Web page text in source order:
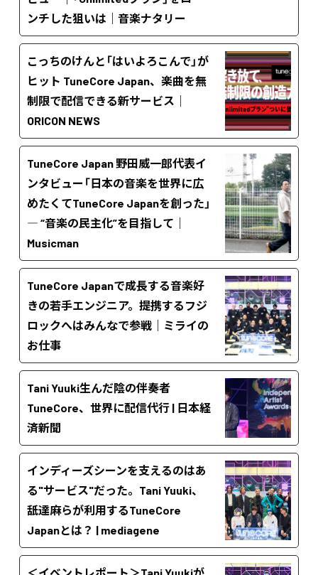
ンチした狙いは｜音楽ナタリー
こっちのけんと「はいよろこんで」が
ヒット TuneCore Japan、楽曲を無
制限で配信できる新サービス｜
ORICON NEWS
TuneCore Japan 野田威一郎代表イ
ンタビュー「日本の音楽を世界に広
めたくてTuneCore Japanを創った」
― “音楽の民主化”を目指して｜
Musicman
TuneCore Japanで成長する音楽好
きの若手エンジニア。提携するフジ
ロックへはみんなで参戦｜ミライの
お仕事
Tani Yuuki生んだ陰の伴奏者
TuneCore、世界に配信代行 | 日本経
済新聞
インディーズシーンを支えるのはあ
る"サービス"だった。Tani Yuuki、
舐達麻らが利用するTuneCore
Japanとは？ | mediagene